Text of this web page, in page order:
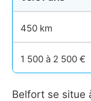
450 km
1 500 à 2 500 €
Belfort se situe